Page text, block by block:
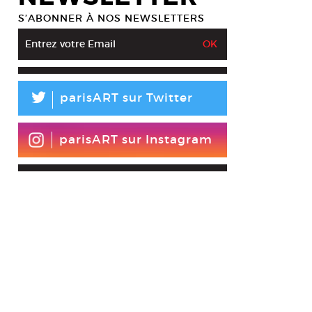
Eddie, Currents, and Whirlpools, 2016. Acrylique sur panneau
Reihsen et galerie Praz-Delavallade, Paris.
S’ABONNER À NOS NEWSLETTERS
L parisART sur Twitter
parisART sur Instagram